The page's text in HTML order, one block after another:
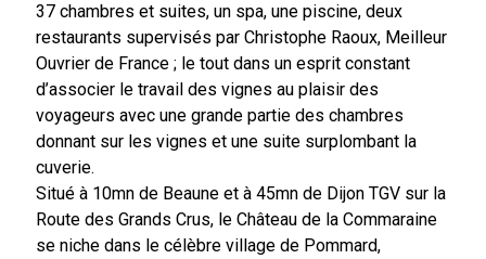
37 chambres et suites, un spa, une piscine, deux
restaurants supervisés par Christophe Raoux, Meilleur
Ouvrier de France ; le tout dans un esprit constant
d’associer le travail des vignes au plaisir des
voyageurs avec une grande partie des chambres
donnant sur les vignes et une suite surplombant la
cuverie.
Situé à 10mn de Beaune et à 45mn de Dijon TGV sur la
Route des Grands Crus, le Château de la Commaraine
se niche dans le célèbre village de Pommard,